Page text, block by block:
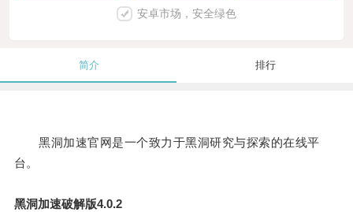
安卓市场，安全绿色
简介 排行
黑洞加速官网是一个致力于黑洞研究与探索的在线平
台。
黑洞加速破解版4.0.2